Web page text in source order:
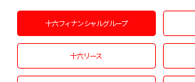
採用情報
十六フィナンシャルグループ
十六リース